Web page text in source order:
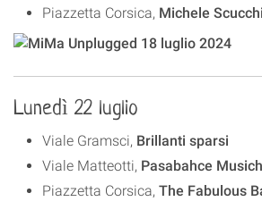
Piazzetta Corsica, Michele
Lunedì 22 luglio
Viale Gramsci, Brillanti sparsi
Viale Matteotti, Pasabahce
Piazzetta Corsica, The Fabulous